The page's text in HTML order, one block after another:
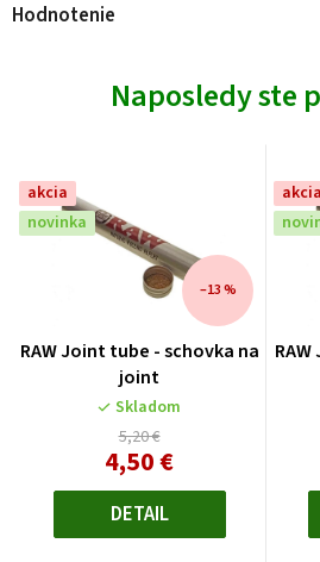
Hodnotenie
Naposledy ste
akcia
novinka
RAW Joint tube - schovka na
joint
Skladom
5,20 €
–13 %
4,50 €
DETAIL
akcia